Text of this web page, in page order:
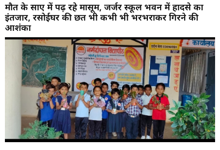
मौत के साए में पढ़ रहे मासूम, जर्जर स्कूल भवन में हादसे का
इंतजार, रसोईघर की छत भी कभी भी भरभराकर गिरने की
आशंका